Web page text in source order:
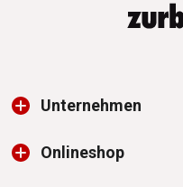
Unternehmen
Onlineshop